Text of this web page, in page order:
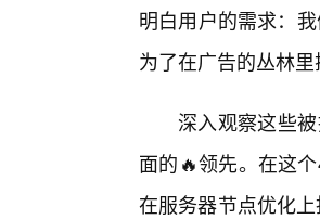
明白用户的需求：
为了在广告的丛林里
深入观察这些
面的🔥领先。在这
在服务器节点优化